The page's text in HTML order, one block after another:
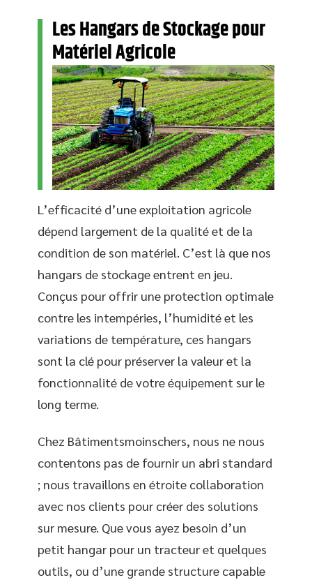
Les Hangars de Stockage pour
Matériel Agricole
L’efficacité d’une exploitation agricole
dépend largement de la qualité et de la
condition de son matériel. C’est là que nos
hangars de stockage entrent en jeu.
Conçus pour offrir une protection optimale
contre les intempéries, l’humidité et les
variations de température, ces hangars
sont la clé pour préserver la valeur et la
fonctionnalité de votre équipement sur le
long terme.
Chez Bâtimentsmoinschers, nous ne nous
contentons pas de fournir un abri standard
; nous travaillons en étroite collaboration
avec nos clients pour créer des solutions
sur mesure. Que vous ayez besoin d’un
petit hangar pour un tracteur et quelques
outils, ou d’une grande structure capable